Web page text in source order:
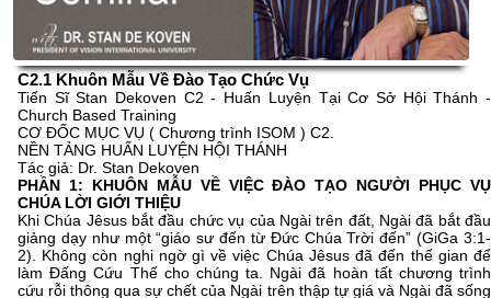
C2.1 Khuôn Mẫu Về Đào Tạo Chức Vụ
Tiến Sĩ Stan Dekoven C2 - Huấn Luyện Tại Cơ Sở Hội Thánh -
Church Based Training
CƠ ĐỐC MỤC VỤ ( Chương trình ISOM ) C2.
NỀN TẢNG HUẤN LUYỆN HỘI THÁNH
Tác giả: Dr. Stan Dekoven
PHẦN 1: KHUÔN MẪU VỀ VIỆC ĐÀO TẠO NGƯỜI PHỤC VỤ
CHÚA LỜI GIỚI THIỆU
Khi Chúa Jêsus bắt đầu chức vụ của Ngài trên đất, Ngài đã bắt đầu
giảng dạy như một “giáo sư đến từ Đức Chúa Trời đến” (GiGa 3:1-
2). Không còn nghi ngờ gì về việc Chúa Jêsus đã đến thế gian để
làm Đấng Cứu Thế cho chúng ta. Ngài đã hoàn tất chương trình
cứu rỗi thông qua sự chết của Ngài trên thập tự giá và Ngài đã sống